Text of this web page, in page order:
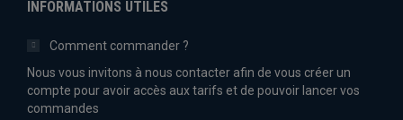
INFORMATIONS UTILES
Comment commander ?
Nous vous invitons à nous contacter afin de vous créer un
compte pour avoir accès aux tarifs et de pouvoir lancer vos
commandes